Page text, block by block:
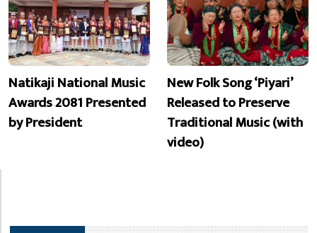
Natikaji National Music
Awards 2081 Presented
by President
New Folk Song ‘Piyari’
Released to Preserve
Traditional Music (with
video)